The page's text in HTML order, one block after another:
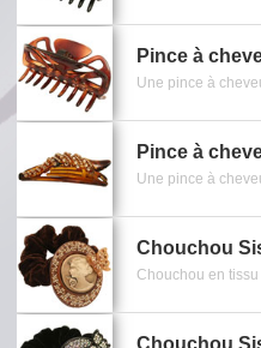
Pince à
Pince à
Chouchou
Chouchou